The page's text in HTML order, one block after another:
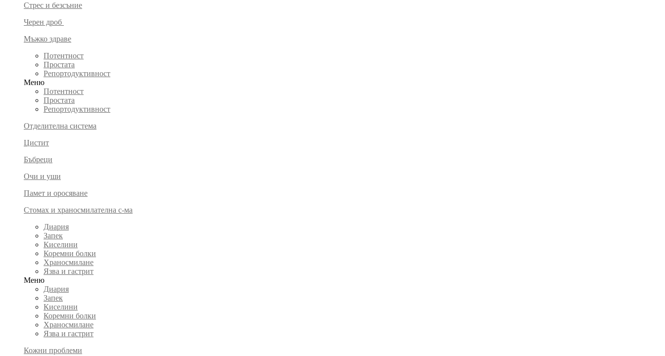
Стрес и безсъние
Черен дроб
Мъжко здраве
Потентност
Простата
Репортодуктивност
Меню
Потентност
Простата
Репортодуктивност
Отделителна система
Цистит
Бъбреци
Очи и уши
Памет и оросяване
Стомах и храносмилателна с-ма
Диария
Запек
Киселини
Коремни болки
Храносмилане
Язва и гастрит
Меню
Диария
Запек
Киселини
Коремни болки
Храносмилане
Язва и гастрит
Кожни проблеми